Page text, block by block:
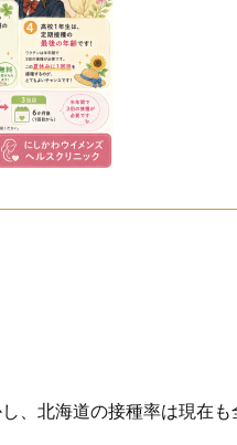
北海道の接種率は現在も